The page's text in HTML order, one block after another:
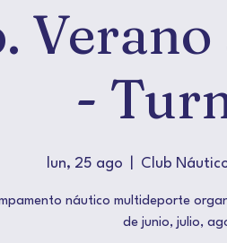
-
lun, 25 ago Club
náutico multideporte
de junio, julio,